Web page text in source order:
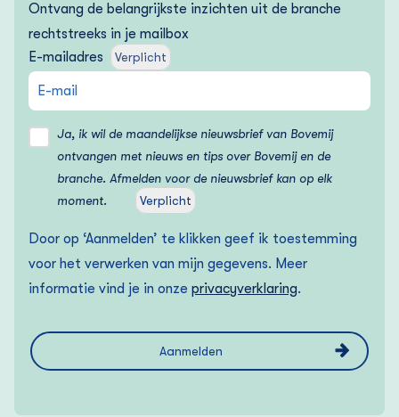
Ontvang de belangrijkste inzichten uit de branche
rechtstreeks in je mailbox
E-mailadres
Verplicht
Ja, ik wil de maandelijkse nieuwsbrief van Bovemij
ontvangen met nieuws en tips over Bovemij en de
branche. Afmelden voor de nieuwsbrief kan op elk
moment.
Verplicht
Door op ‘Aanmelden’ te klikken geef ik toestemming
voor het verwerken van mijn gegevens. Meer
informatie vind je in onze privacyverklaring.